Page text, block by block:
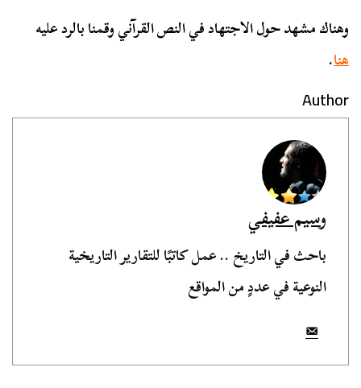
وهناك مشهد حول الاجتهاد في النص القرآني وقمنا بالرد عليه
هنا.
Author
وسيم عفيفي
باحث في التاريخ .. عمل كاتبًا للتقارير التاريخية
النوعية في عددٍ من المواقع